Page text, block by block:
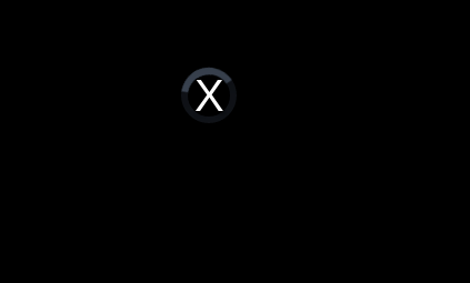
Video
Player
loading.